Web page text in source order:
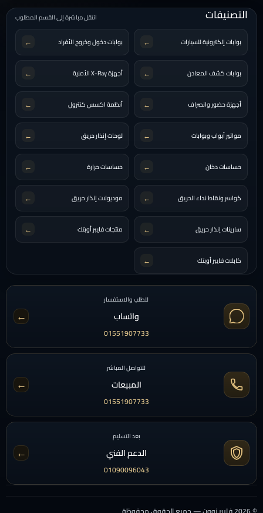
التصنيفات انتقل مباشرة إلى القسم المطلوب
بوابات إلكترونية للسيارات ← بوابات دخول وخروج الأفراد ←
بوابات كشف المعادن ← أجهزة X-Ray الأمنية ←
أجهزة حضور وانصراف ← أنظمة اكسس كنترول ←
مواتير أبواب وبوابات ← لوحات إنذار حريق ←
حساسات دخان ← حساسات حرارة ←
كواسر ونقاط نداء الحريق ← موديولات إنذار حريق ←
سارينات إنذار حريق ← منتجات فايبر أوبتك ←
كابلات فايبر أوبتك ←
للطلب والاستفسار
واتساب
01551907733
←
للتواصل المباشر
المبيعات
01551907733
←
بعد التسليم
الدعم الفني
01090096043
←